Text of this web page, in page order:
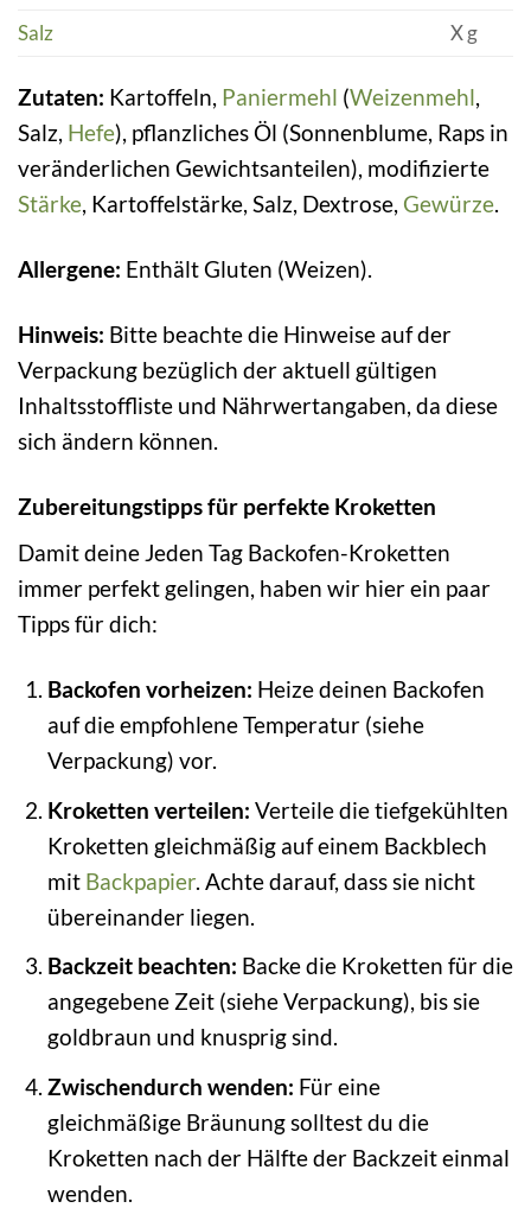
Salz
X g
Zutaten: Kartoffeln, Paniermehl (Weizenmehl,
Salz, Hefe), pflanzliches Öl (Sonnenblume, Raps in
veränderlichen Gewichtsanteilen), modifizierte
Stärke, Kartoffelstärke, Salz, Dextrose, Gewürze.
Allergene: Enthält Gluten (Weizen).
Hinweis: Bitte beachte die Hinweise auf der
Verpackung bezüglich der aktuell gültigen
Inhaltsstoffliste und Nährwertangaben, da diese
sich ändern können.
Zubereitungstipps für perfekte Kroketten
Damit deine Jeden Tag Backofen-Kroketten
immer perfekt gelingen, haben wir hier ein paar
Tipps für dich:
Backofen vorheizen: Heize deinen Backofen
auf die empfohlene Temperatur (siehe
Verpackung) vor.
Kroketten verteilen: Verteile die tiefgekühlten
Kroketten gleichmäßig auf einem Backblech
mit Backpapier. Achte darauf, dass sie nicht
übereinander liegen.
Backzeit beachten: Backe die Kroketten für die
angegebene Zeit (siehe Verpackung), bis sie
goldbraun und knusprig sind.
Zwischendurch wenden: Für eine
gleichmäßige Bräunung solltest du die
Kroketten nach der Hälfte der Backzeit einmal
wenden.